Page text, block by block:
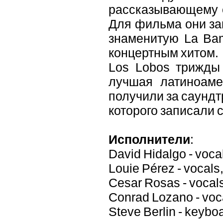
рассказывающему
Для фильма они
знаменитую La
концертным хитом.
Los Lobos
лучшая
получили за
которого
Исполнители:
David Hidalgo -
Louie Pérez -
Cesar Rosas -
Conrad Lozano -
Steve Berlin -